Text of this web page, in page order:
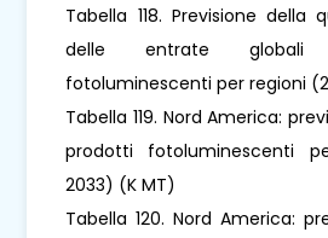
Tabella 118. Previsione
delle entrate
fotoluminescenti per regioni
Tabella 119. Nord America:
prodotti fotoluminescenti
2033) (K MT)
Tabella 120. Nord America: